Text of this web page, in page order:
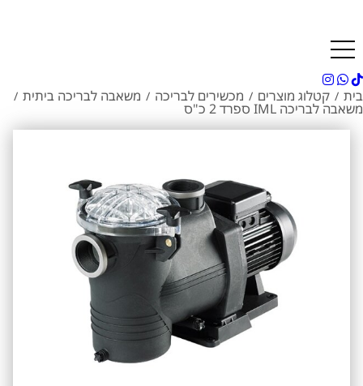
בית / קטלוג מוצרים / מכשירים לבריכה / משאבה לבריכה ביתית /
משאבה לבריכה IML ספרד 2 כ"ס